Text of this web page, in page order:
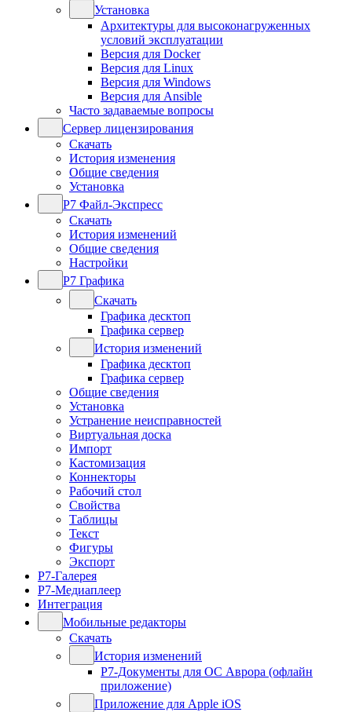
Установка
Архитектуры для высоконагруженных
условий эксплуатации
Версия для Docker
Версия для Linux
Версия для Windows
Версия для Ansible
Часто задаваемые вопросы
Сервер лицензирования
Скачать
История изменения
Общие сведения
Установка
Р7 Файл-Экспресс
Скачать
История изменений
Общие сведения
Настройки
Р7 Графика
Скачать
Графика десктоп
Графика сервер
История изменений
Графика десктоп
Графика сервер
Общие сведения
Установка
Устранение неисправностей
Виртуальная доска
Импорт
Кастомизация
Коннекторы
Рабочий стол
Свойства
Таблицы
Текст
Фигуры
Экспорт
Р7-Галерея
Р7-Медиаплеер
Интеграция
Мобильные редакторы
Скачать
История изменений
Р7-Документы для ОС Аврора (офлайн
приложение)
Приложение для Apple iOS